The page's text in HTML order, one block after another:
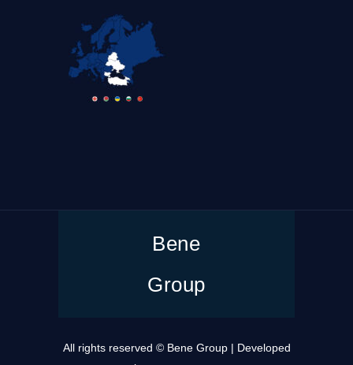
Bene
Group
All rights reserved © Bene Group | Developed